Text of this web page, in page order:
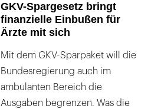
GKV-Spargesetz bringt
finanzielle Einbußen für
Ärzte mit sich
Mit dem GKV-Sparpaket will die
Bundesregierung auch im
ambulanten Bereich die
Ausgaben begrenzen. Was die